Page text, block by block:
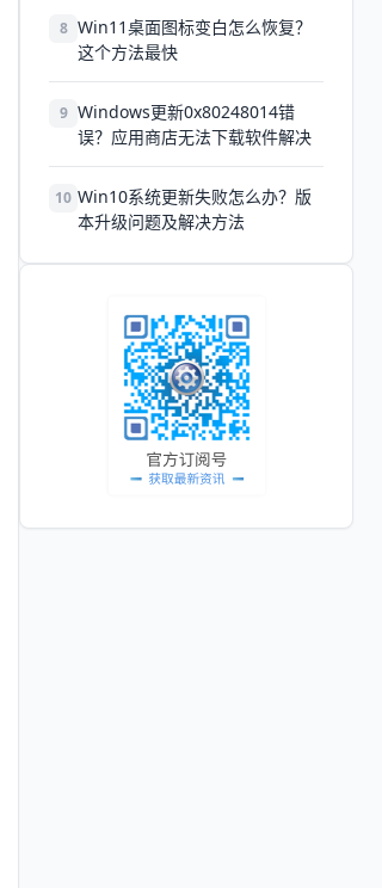
8 Win11桌面图标变白怎么恢复？
这个方法最快
9 Windows更新0x80248014错
误？应用商店无法下载软件解决
10 Win10系统更新失败怎么办？版
本升级问题及解决方法